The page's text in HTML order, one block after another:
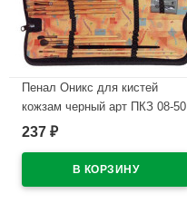
Пенал Оникс для кистей
кожзам черный арт ПКЗ 08-50
В наличии
237 ₽